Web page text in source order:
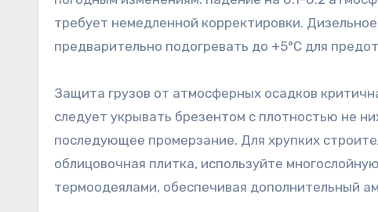
требует немедленной корректировки.
предварительно подогревать до +5°C для
Защита грузов от атмосферных осадков
следует укрывать брезентом с плотностью не
последующее промерзание. Для хрупких
облицовочная плитка, используйте
термоодеялами, обеспечивая дополнительный